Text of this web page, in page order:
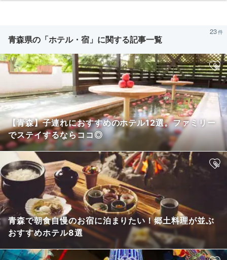
青森県の「ホテル・宿」に関する記事一覧
23
【青森】子連れにおすすめのホテル12選。ファミリー
でステイするならココ◎
青森で朝食自慢のお宿に泊まりたい！郷土料理が並ぶ
おすすめホテル8選